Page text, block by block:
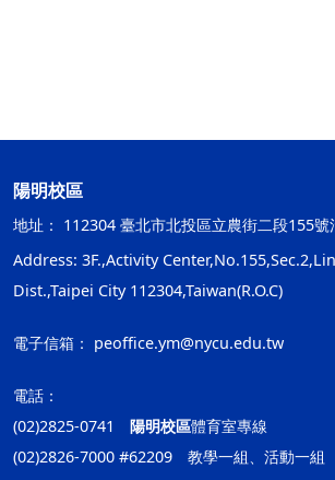
陽明校區
地址： 112304 臺北市北投區立農街二段155號
Address: 3F.,Activity
Dist.,Taipei City 112304,Taiwan(R.O.C)
電子信箱： peoffice.ym@nycu.edu.tw
電話：
(02)2825-0741 陽明校區體育室專線
(02)2826-7000 #62209 教學一組、活動一組